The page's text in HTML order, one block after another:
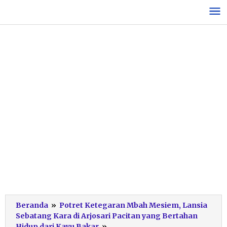
konten
Beranda » Potret Ketegaran Mbah Mesiem, Lansia
Sebatang Kara di Arjosari Pacitan yang Bertahan